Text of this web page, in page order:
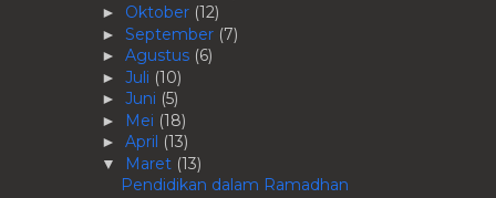
► Oktober (12)
► September (7)
► Agustus (6)
► Juli (10)
► Juni (5)
► Mei (18)
► April (13)
▼ Maret (13)
Pendidikan dalam Ramadhan